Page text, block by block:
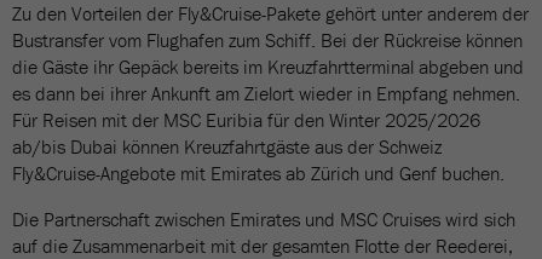
Zu den Vorteilen der Fly&Cruise-Pakete gehört unter anderem der
Bustransfer vom Flughafen zum Schiff. Bei der Rückreise können
die Gäste ihr Gepäck bereits im Kreuzfahrtterminal abgeben und
es dann bei ihrer Ankunft am Zielort wieder in Empfang nehmen.
Für Reisen mit der MSC Euribia für den Winter 2025/2026
ab/bis Dubai können Kreuzfahrtgäste aus der Schweiz
Fly&Cruise-Angebote mit Emirates ab Zürich und Genf buchen.
Die Partnerschaft zwischen Emirates und MSC Cruises wird sich
auf die Zusammenarbeit mit der gesamten Flotte der Reederei,